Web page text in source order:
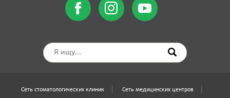
Сеть стоматологических клиник Сеть медицинских центров